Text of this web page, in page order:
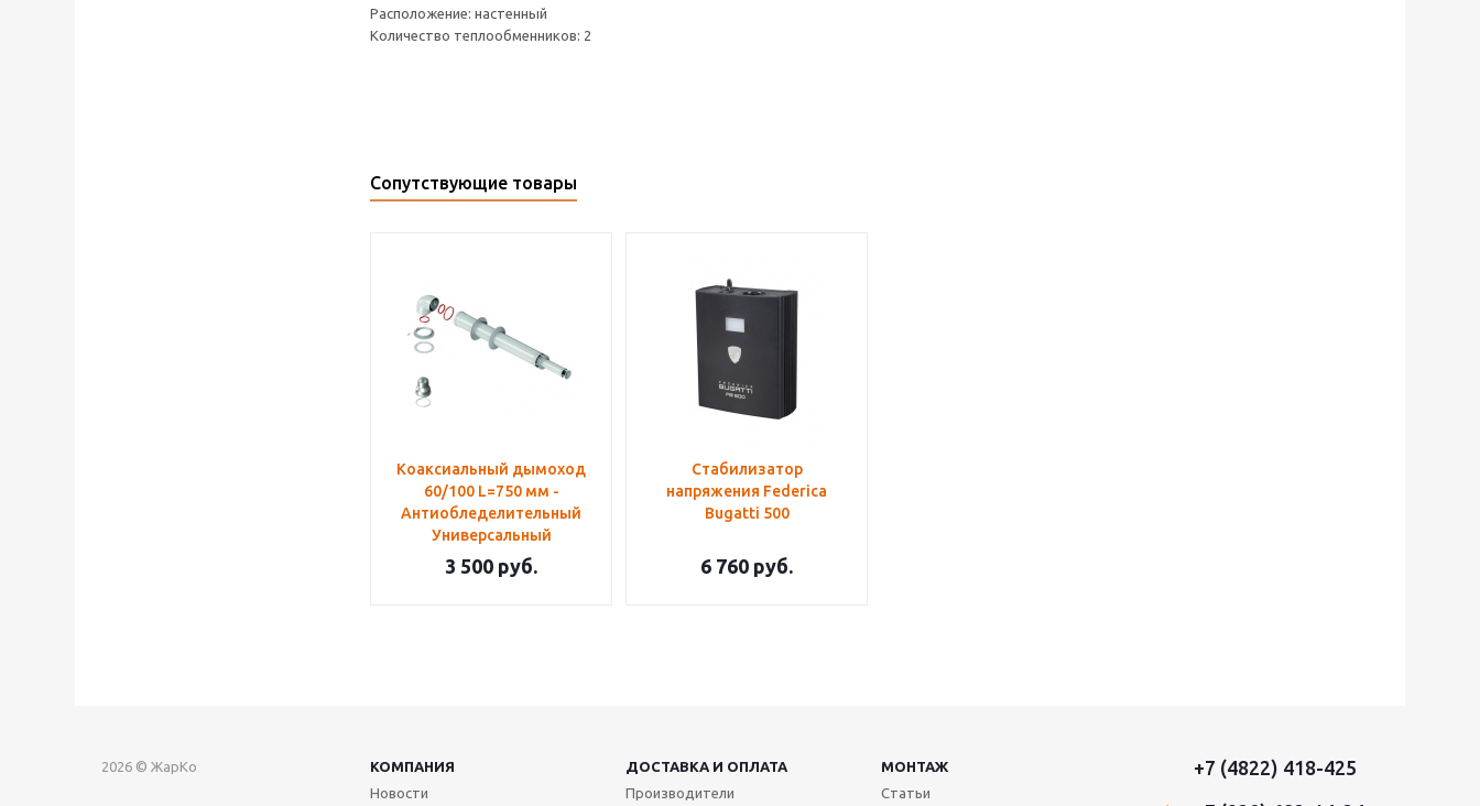
Расположение: настенный
Количество теплообменников: 2
Сопутствующие товары
Коаксиальный дымоход
60/100 L=750 мм -
Антиобледелительный
Универсальный
3 500 руб.
Стабилизатор
напряжения Federica
Bugatti 500
6 760 руб.
2026 © ЖарКо КОМПАНИЯ ДОСТАВКА И ОПЛАТА
МОНТАЖ
Новости
Производители Статьи
+7 (4822) 418-425